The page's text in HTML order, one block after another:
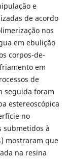
e
de acordo
nos
em ebulição
corpos-de-
em
de
seguida foram
estereoscópica
no
submetidos à
mostraram que
na resina